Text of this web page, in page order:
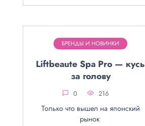
БРЕНДЫ И НОВИНКИ
Liftbeaute Spa Pro — кусь
за голову
0 216
Только что вышел на японский
рынок